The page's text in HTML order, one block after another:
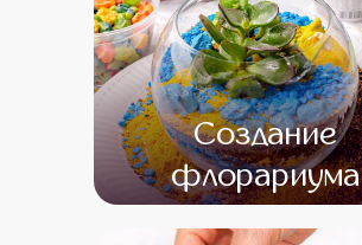
Создание
флорариума
от 16 000 от 14 000